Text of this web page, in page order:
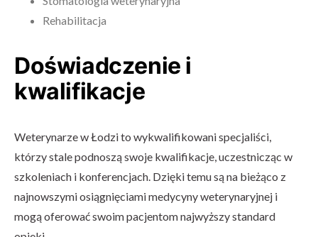
Rehabilitacja
Doświadczenie i
kwalifikacje
Weterynarze w Łodzi to wykwalifikowani specjaliści,
którzy stale podnoszą swoje kwalifikacje, uczestnicząc w
szkoleniach i konferencjach. Dzięki temu są na bieżąco z
najnowszymi osiągnięciami medycyny weterynaryjnej i
mogą oferować swoim pacjentom najwyższy standard